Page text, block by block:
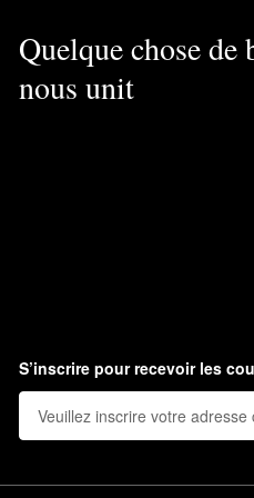
Quelque chose de
nous unit
S’inscrire pour recevoir les